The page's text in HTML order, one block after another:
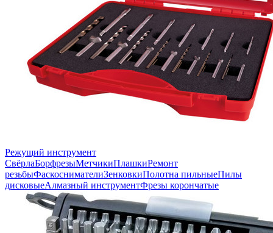
Режущий инструмент
СвёрлаБорфрезыМетчикиПлашкиРемонт
резьбыФаскоснимателиЗенковкиПолотна пильныеПилы
дисковыеАлмазный инструментФрезы корончатые